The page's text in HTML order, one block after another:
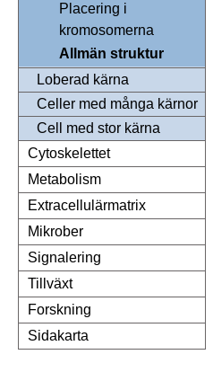
Placering i
kromosomerna
Allmän struktur
Loberad kärna
Celler med många kärnor
Cell med stor kärna
Cytoskelettet
Metabolism
Extracellulärmatrix
Mikrober
Signalering
Tillväxt
Forskning
Sidakarta